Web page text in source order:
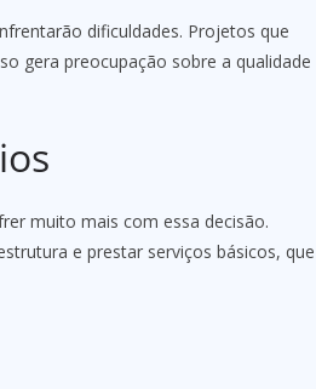
dificuldades. Projetos que
gera preocupação sobre a qualidade
muito mais com essa decisão.
e prestar serviços básicos, que